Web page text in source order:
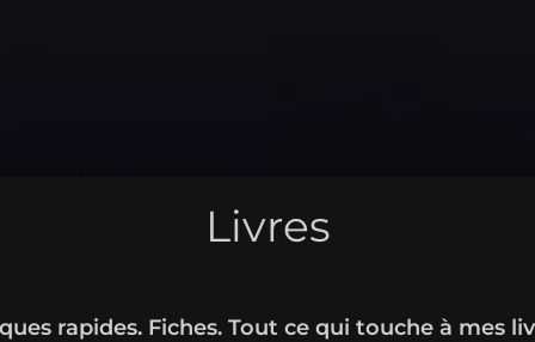
Livres
rapides. Fiches. Tout ce qui touche à mes